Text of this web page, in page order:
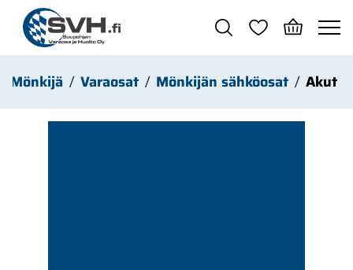
Siirry pääsisältöön
Mönkijä Varaosat Mönkijän sähköosat Akut